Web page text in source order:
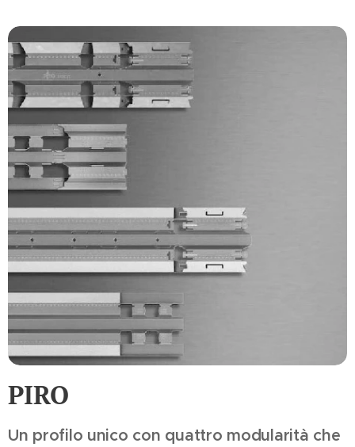
PIRO
Un profilo unico con quattro modularità che